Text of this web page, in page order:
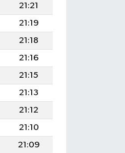
21:21
21:19
21:18
21:16
21:15
21:13
21:12
21:10
21:09